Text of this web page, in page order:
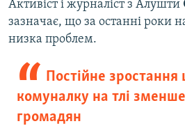
Активіст і журналіст з Алушти
зазначає, що за останні роки
низка проблем.
Постійне зростання
комуналку на тлі
громадян